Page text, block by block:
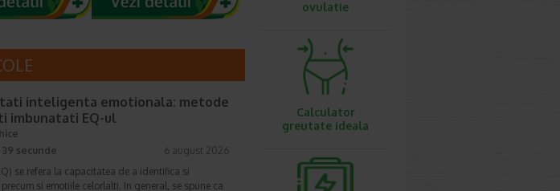
inteligenta emotionala: metode
imbunatati EQ-ul
secunde
6 august 2026
se refera la capacitatea de a identifica si
si emotiile celorlalti. In general, se spune ca
ovulatie
Calculator
greutate ideala